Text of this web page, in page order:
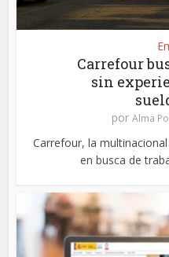
Carrefour
sin
por Alma
Carrefour, la
en busca de